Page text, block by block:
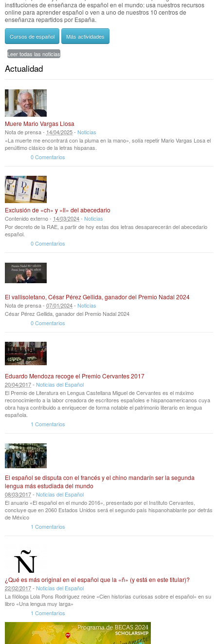
instituciones de enseñanza de español en el mundo: usa nuestros recursos
online para aprender español o ven a uno de nuestros 10 centros de
enseñanza repartidos por España.
Cursos de español Más actividades
Leer todas las noticias
Actualidad
Muere Mario Vargas Llosa
Nota de prensa - 14/04/2025- Noticias
«La muerte me encontrará con la pluma en la mano», solía repetir Mario Vargas Losa el
penúltimo clásico de la letras hispanas.
0 Comentarios
Exclusión de «ch» y «ll» del abecedario
Contenido externo - 14/03/2024- Noticias
Por decreto de la RAE, a partir de hoy estas dos letras desaparecerán del abecedario
español.
0 Comentarios
El vallisoletano, César Pérez Gellida, ganador del Premio Nadal 2024
Nota de prensa - 07/01/2024- Noticias
César Pérez Gellida, ganador del Premio Nadal 2024
0 Comentarios
Eduardo Mendoza recoge el Premio Cervantes 2017
20/04/2017- Noticias del Español
El Premio de Literatura en Lengua Castellana Miguel de Cervantes es el máximo
reconocimiento a la labor creadora de escritores españoles e hispanoamericanos cuya
obra haya contribuido a enriquecer de forma notable el patrimonio literario en lengua
española.
1 Comentarios
El español se disputa con el francés y el chino mandarín ser la segunda
lengua más estudiada del mundo
08/03/2017- Noticias del Español
El anuario «El español en el mundo 2016», presentado por el Instituto Cervantes,
concluye que en 2060 Estados Unidos será el segundo país hispanohablante por detrás
de México
1 Comentarios
¿Qué es más original en el español que la «ñ» (y está en este titular)?
22/02/2017- Noticias del Español
La filóloga Lola Pons Rodríguez reúne «Cien historias curiosas sobre el español» en su
libro «Una lengua muy larga»
1 Comentarios